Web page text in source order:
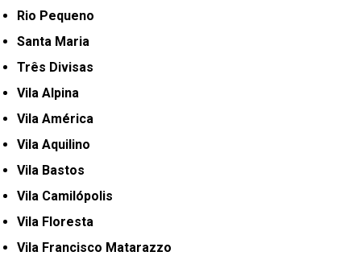
Rio Pequeno
Santa Maria
Três Divisas
Vila Alpina
Vila América
Vila Aquilino
Vila Bastos
Vila Camilópolis
Vila Floresta
Vila Francisco Matarazzo